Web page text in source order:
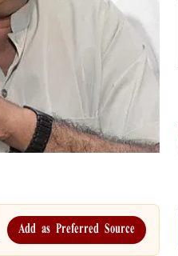
Add as Preferred Source